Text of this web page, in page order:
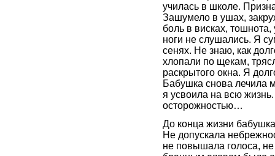
училась в школе.
Зашумело в ушах,
боль в висках,
ноги не слушались. Я
сенях. Не знаю, как
хлопали по щекам,
раскрытого окна. Я
Бабушка снова лечила
я усвоила на всю
осторожностью…
До конца жизни
Не допускала
не повышала голоса,